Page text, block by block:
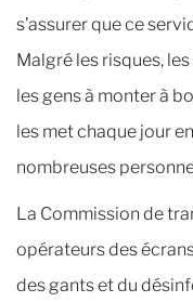
s’assurer que ce
Malgré les risques,
les gens à monter à
les met chaque jour
nombreuses
La Commission de
opérateurs des
des gants et du